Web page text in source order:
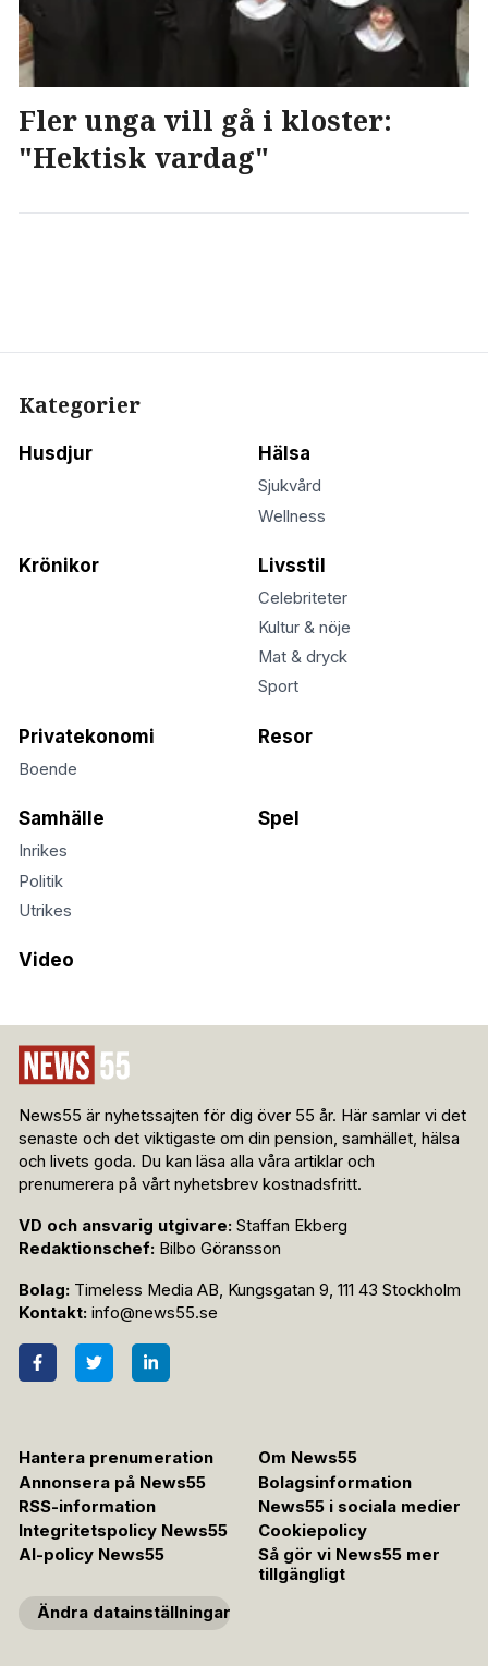
Fler unga vill gå i kloster:
"Hektisk vardag"
Kategorier
Husdjur Hälsa
Sjukvård
Wellness
Krönikor Livsstil
Celebriteter
Kultur & nöje
Mat & dryck
Sport
Privatekonomi
Boende
Resor
Samhälle
Inrikes
Politik
Utrikes
Spel
Video
News55 är nyhetssajten för dig över 55 år. Här samlar vi det
senaste och det viktigaste om din pension, samhället, hälsa
och livets goda. Du kan läsa alla våra artiklar och
prenumerera på vårt nyhetsbrev kostnadsfritt.
VD och ansvarig utgivare: Staffan Ekberg
Redaktionschef: Bilbo Göransson
Bolag: Timeless Media AB, Kungsgatan 9, 111 43 Stockholm
Kontakt: info@news55.se
Hantera prenumeration
Om News55
Annonsera på News55
Bolagsinformation
RSS-information
News55 i sociala medier
Integritetspolicy News55
Cookiepolicy
AI-policy News55
Så gör vi News55 mer
tillgängligt
Ändra datainställningar